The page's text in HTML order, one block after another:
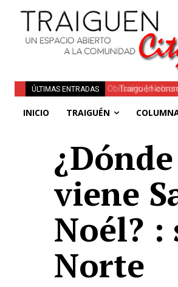
ÚLTIMAS ENTRADAS
Traiguén
INICIO TRAIGUÉN
viene
Noél? :
Norte